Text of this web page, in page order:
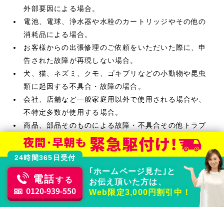
外部要因による場合。
電池、電球、浄水器や水栓のカートリッジやその他の
消耗品による場合。
お客様からの出張修理のご依頼をいただいた際に、申
告された故障が再現しない場合。
犬、猫、ネズミ、クモ、ゴキブリなどの小動物や昆虫
類に起因する不具合・故障の場合。
会社、店舗など一般家庭用以外で使用される場合や、
不特定多数が使用する場合。
商品、部品そのものによる故障・不具合その他トラブ
ルの場合。
内装工事、電気工事、ガス工事など水道工事以外の工
事の場合。
工事を行っていない箇所による配管及び躯体等に起因
する異音（ウォーターハンマーなど）
経年劣化や温度、湿度、日差しなどによるカビ、汚
24時間365日受付
電話する
0120-939-550
｢ホームページ見た｣と
お伝え頂いた方は、
Web限定3,000円割引中！